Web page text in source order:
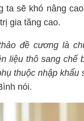
ta sẽ khó nâng
gia tăng cao.
đề cương là
liệu thô sang
thuộc nhập
nói.